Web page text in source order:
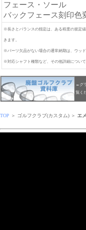
フェース・ソール
バックフェース刻印色
※長さとバランスの指定は、ある程度の規定
きます。
※パーツ欠品がない場合の通常納期は、ウッ
※対応シャフト種類など、その他詳細につい
←グ
覧く
TOP ＞ ゴルフクラブ(カスタム) ＞ エ